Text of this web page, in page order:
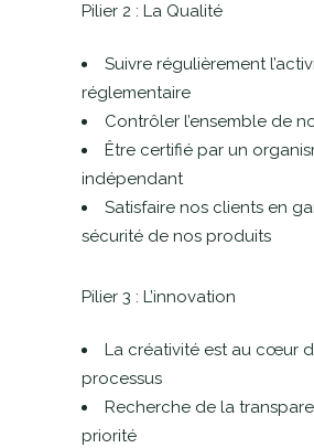
Pilier 2 : La Qualité
Suivre régulièrement
réglementaire
Contrôler l’ensemble de
Être certifié par un
indépendant
Satisfaire nos clients en
sécurité de nos produits
Pilier 3 : L’innovation
La créativité est au cœur
processus
Recherche de la
priorité